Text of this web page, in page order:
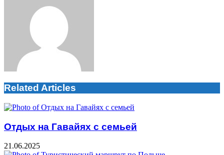
Related Articles
Отдых на Гавайях с семьей
21.06.2025